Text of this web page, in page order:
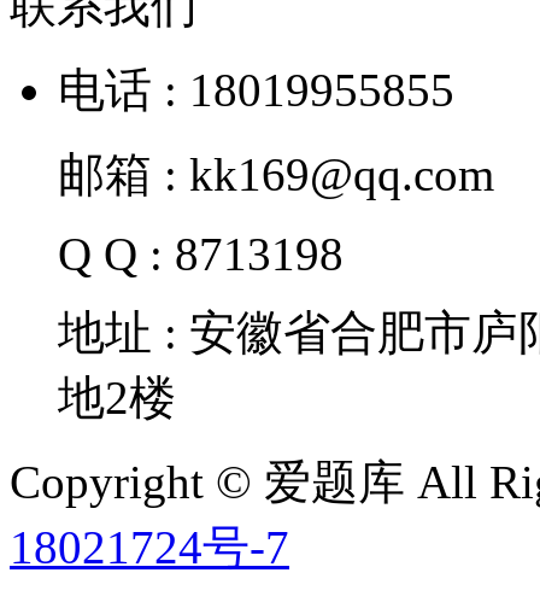
电话 : 18019955855
邮箱 : kk169@qq.com
Q Q : 8713198
地址 : 安徽省合肥市
地2楼
Copyright © 爱题库 All
18021724号-7